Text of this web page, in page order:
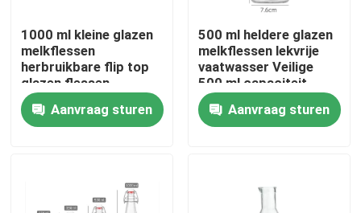
Huis
Producten
1000 ml kleine glazen
melkflessen
herbruikbare flip top
glazen flessen
Aanvraag sturen
500 ml heldere glazen
melkflessen lekvrije
vaatwasser Veilige
500 ml capaciteit
herbruikbare fles
Aanvraag sturen